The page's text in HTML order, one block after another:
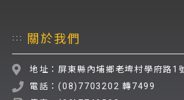
::: 關於我們
地址：屏東縣內埔鄉老埤村學府路1
電話：(08)7703202 轉7499